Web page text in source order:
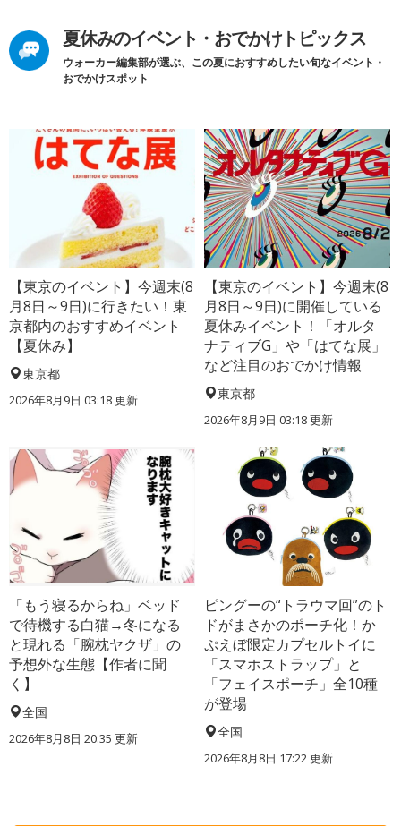
夏休みのイベント・おでかけトピックス
ウォーカー編集部が選ぶ、この夏におすすめしたい旬なイベント・
おでかけスポット
【東京のイベント】今週末(8
月8日～9日)に行きたい！東
京都内のおすすめイベント
【夏休み】
東京都
2026年8月9日 03:18更新
【東京のイベント】今週末(8
月8日～9日)に開催している
夏休みイベント！「オルタ
ナティブG」や「はてな展」
など注目のおでかけ情報
東京都
2026年8月9日 03:18更新
「もう寝るからね」ベッド
で待機する白猫→冬になる
と現れる「腕枕ヤクザ」の
予想外な生態【作者に聞
く】
全国
2026年8月8日 20:35 更新
ピングーの“トラウマ回”のト
ドがまさかのポーチ化！か
ぷえぼ限定カプセルトイに
「スマホストラップ」と
「フェイスポーチ」全10種
が登場
全国
2026年8月8日 17:22更新